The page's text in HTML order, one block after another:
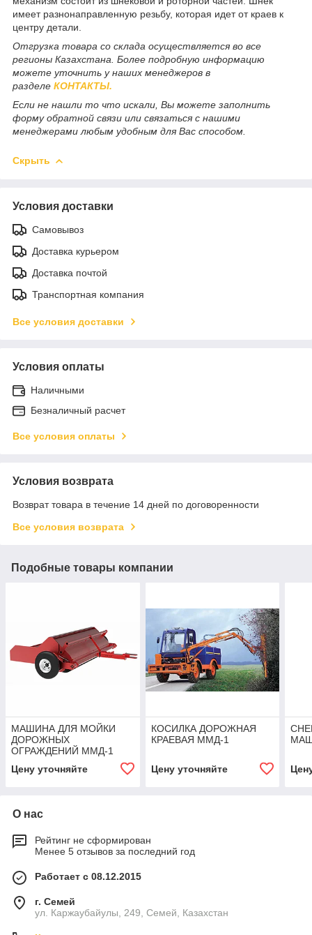
имеет разнонаправленную резьбу, которая идет от краев к
центру детали.
Отгрузка товара со склада осуществляется во все
регионы Казахстана. Более подробную информацию
можете уточнить у наших менеджеров в
разделе КОНТАКТЫ.
Если не нашли то что искали, Вы можете заполнить
форму обратной связи или связаться с нашими
менеджерами любым удобным для Вас способом.
Скрыть
Условия доставки
Самовывоз
Доставка курьером
Доставка почтой
Транспортная компания
Все условия доставки
Условия оплаты
Наличными
Безналичный расчет
Все условия оплаты
Условия возврата
Возврат товара в течение 14 дней по договоренности
Все условия возврата
Подобные товары компании
МАШИНА ДЛЯ МОЙКИ
ДОРОЖНЫХ
ОГРАЖДЕНИЙ ММД-1
Цену уточняйте
КОСИЛКА ДОРОЖНАЯ
КРАЕВАЯ ММД-1
Цену уточняйте
О нас
Рейтинг не сформирован
Менее 5 отзывов за последний год
Работает с 08.12.2015
г. Семей
ул. Каржаубайулы, 249, Семей, Казахстан